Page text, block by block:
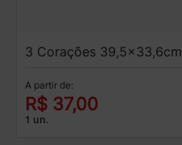
3 Corações 39,5x33,6cm
A partir de:
R$ 37,00
1 un.